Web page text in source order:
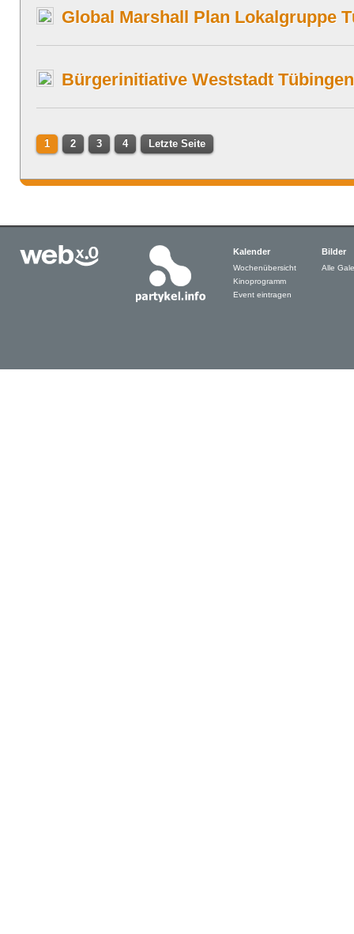
Global Marshall Plan Lokalgruppe
Bürgerinitiative Weststadt Tübingen
1 2 3 4 Letzte Seite
Kalender
Wochenübersicht
Kinoprogramm
Event eintragen
Bilder
Alle